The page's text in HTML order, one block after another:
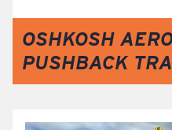
OSHKOSH
PUSHBACK